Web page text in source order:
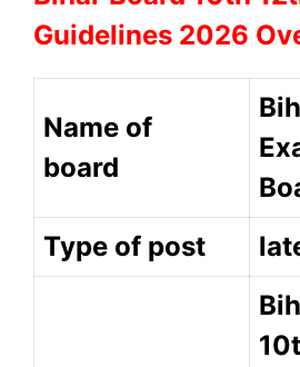
Guidelines 2026
Name of
board
Type of post